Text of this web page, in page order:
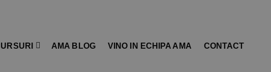
AMA BLOG VINO IN ECHIPA AMA CONTACT